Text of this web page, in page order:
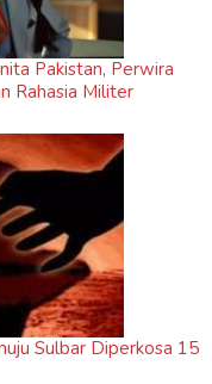
Pakistan, Perwira
Rahasia Militer
Sulbar Diperkosa 15